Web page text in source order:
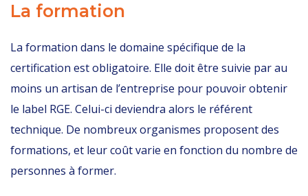
La formation
La formation dans le domaine spécifique de la
certification est obligatoire. Elle doit être suivie par au
moins un artisan de l’entreprise pour pouvoir obtenir
le label RGE. Celui-ci deviendra alors le référent
technique. De nombreux organismes proposent des
formations, et leur coût varie en fonction du nombre de
personnes à former.